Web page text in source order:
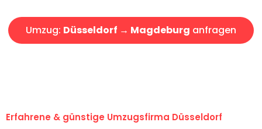
Umzug: Düsseldorf → Magdeburg anfragen
Erfahrene & günstige Umzugsfirma Düsseldorf